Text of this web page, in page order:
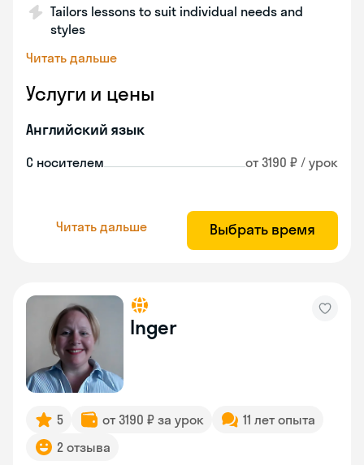
Tailors lessons to suit individual needs and
styles
Читать дальше
Услуги и цены
Английский язык
С носителем от 3190 ₽ / урок
Читать дальше Выбрать время
Inger
5 от 3190 ₽ за урок
11 лет опыта
2 отзыва